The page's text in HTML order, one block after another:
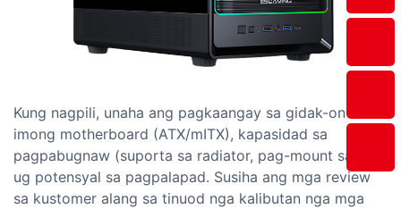
Kung nagpili, unaha ang pagkaangay sa gidak-on sa
imong motherboard (ATX/mITX), kapasidad sa
pagpabugnaw (suporta sa radiator, pag-mount sa fan),
ug potensyal sa pagpalapad. Susiha ang mga review
sa kustomer alang sa tinuod nga kalibutan nga mga